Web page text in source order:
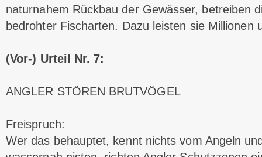
naturnahem Rückbau der Gewässer, betreiben
bedrohter Fischarten. Dazu leisten sie Millionen
(Vor-) Urteil Nr. 7:
ANGLER STÖREN BRUTVÖGEL
Freispruch:
Wer das behauptet, kennt nichts vom Angeln